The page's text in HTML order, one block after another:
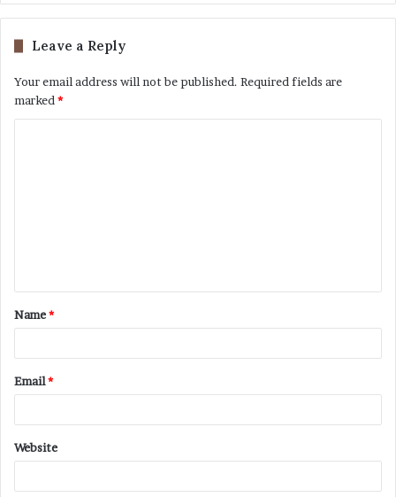
Leave a Reply
Your email address will not be published. Required fields are
marked *
Name*
Email*
Website